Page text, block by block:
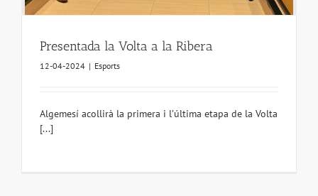
Presentada la Volta a la Ribera
12-04-2024 | Esports
Algemesí acollirà la primera i l’última etapa de la Volta
[...]